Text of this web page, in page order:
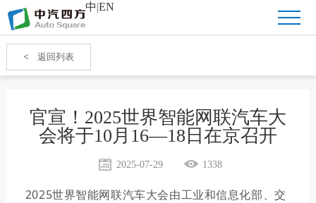
中|EN
< 返回列表
官宣！2025世界智能网联汽车大
会将于10月16—18日在京召开
2025-07-29 1338
2025世界智能网联汽车大会由工业和信息化部、交